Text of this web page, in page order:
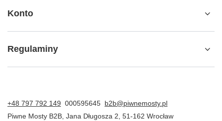
Konto
Regulaminy
+48 797 792 149 000595645 b2b@piwnemosty.pl
Piwne Mosty B2B Jana Długosza 2 51-162 Wrocław